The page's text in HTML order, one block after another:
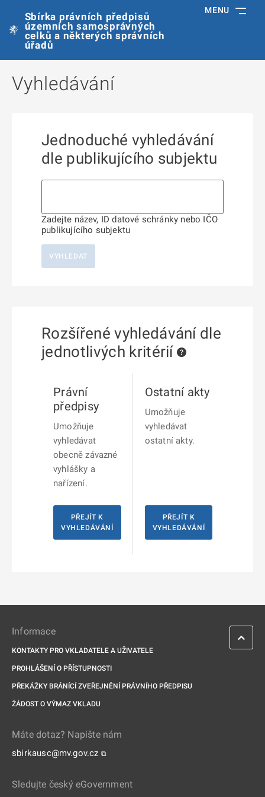
Sbírka právních předpisů
územních samosprávných
celků a některých správních
úřadů
MENU
Vyhledávání
Jednoduché vyhledávání
dle publikujícího subjektu
Zadejte název, ID datové schránky nebo IČO
publikujícího subjektu
VYHLEDAT
Rozšířené vyhledávání dle
jednotlivých kritérií
Právní
předpisy
Umožňuje
vyhledávat
obecně závazné
vyhlášky a
nařízení.
PŘEJÍT K
VYHLEDÁVÁNÍ
Ostatní akty
Umožňuje
vyhledávat
ostatní akty.
PŘEJÍT K
VYHLEDÁVÁNÍ
Informace
KONTAKTY PRO VKLADATELE A UŽIVATELE
PROHLÁŠENÍ O PŘÍSTUPNOSTI
PŘEKÁŽKY BRÁNÍCÍ ZVEŘEJNĚNÍ PRÁVNÍHO PŘEDPISU
ŽÁDOST O VÝMAZ VKLADU
Máte dotaz? Napište nám
sbirkausc@mv.gov.cz ⧉
Sledujte český eGovernment